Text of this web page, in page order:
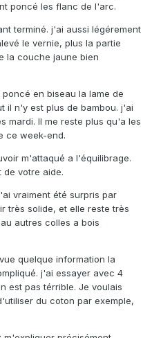
poncé les flanc de l'arc.
terminé. j'ai aussi légérement
le vernie, plus la partie
la couche jaune bien
en biseau la lame de
il n'y est plus de bambou. j'ai
mardi. Il me reste plus qu'a les
ce week-end.
m'attaqué a l'équilibrage.
de votre aide.
vraiment été surpris par
très solide, et elle reste très
autres colles a bois
quelque information la
j'ai essayer avec 4
est pas térrible. Je voulais
du coton par exemple,